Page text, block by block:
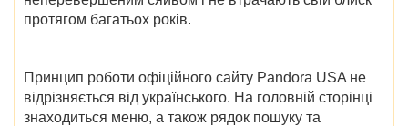
протягом багатьох років.
Принцип роботи офіційного сайту Pandora USA не
відрізняється від українського. На головній сторінці
знаходиться меню, а також рядок пошуку та